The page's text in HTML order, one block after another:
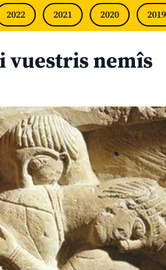
2022 2021 2020 2019
vuestris nemîs